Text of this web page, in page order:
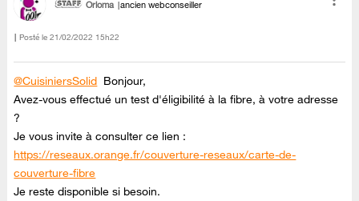
Orloma ancien webconseiller
Posté le ‎21/02/2022 15h22
@CuisiniersSolid Bonjour,
Avez-vous effectué un test d'éligibilité à la fibre, à votre adresse
?
Je vous invite à consulter ce lien :
https://reseaux.orange.fr/couverture-reseaux/carte-de-
couverture-fibre
Je reste disponible si besoin.